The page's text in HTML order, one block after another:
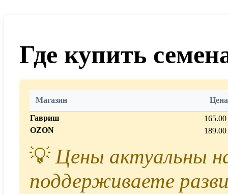
Где купить
Магазин Цена
Гавриш
OZON
💡Цены актуальны
поддерживаете